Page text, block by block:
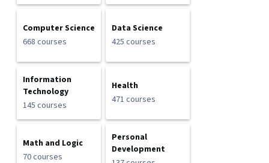
Computer Science
668 courses
Data Science
425 courses
Information
Technology
145 courses
Health
471 courses
Math and Logic
70 courses
Personal
Development